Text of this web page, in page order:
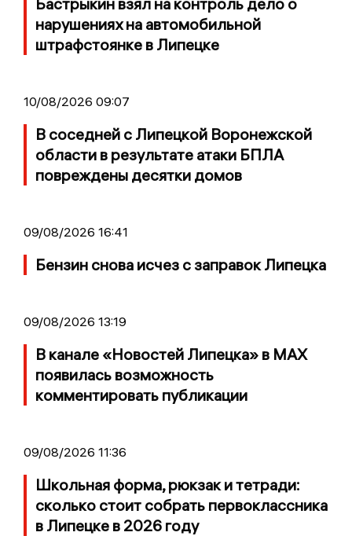
нарушениях на автомобильной
штрафстоянке в Липецке
10/08/2026 09:07
В соседней с Липецкой Воронежской
области в результате атаки БПЛА
повреждены десятки домов
09/08/2026 16:41
Бензин снова исчез с заправок Липецка
09/08/2026 13:19
В канале «Новостей Липецка» в MAX
появилась возможность
комментировать публикации
09/08/2026 11:36
Школьная форма, рюкзак и тетради:
сколько стоит собрать первоклассника
в Липецке в 2026 году